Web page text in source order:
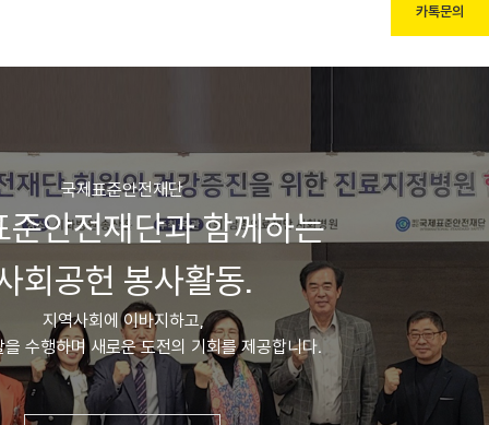
카톡문의
국제표준안전재단
안전재단과 함께하는
회공헌 봉사활동.
지역사회에 이바지하고,
수행하며 새로운 도전의 기회를 제공합니다.